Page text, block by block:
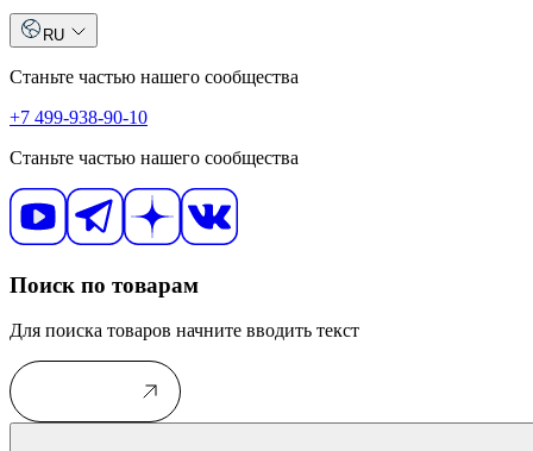
RU
Станьте частью нашего сообщества
+7 499-938-90-10
Станьте частью нашего сообщества
Поиск по товарам
Для поиска товаров начните вводить текст